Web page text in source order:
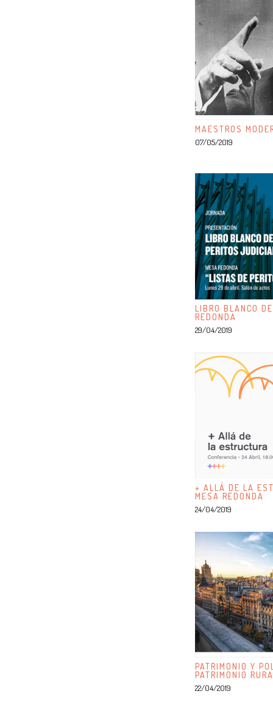
MAESTROS
07/05/2019
LIBRO BLANCO
REDONDA
29/04/2019
+ ALLÁ DE LA
MESA REDONDA
24/04/2019
PATRIMONIO Y
PATRIMONIO
22/04/2019